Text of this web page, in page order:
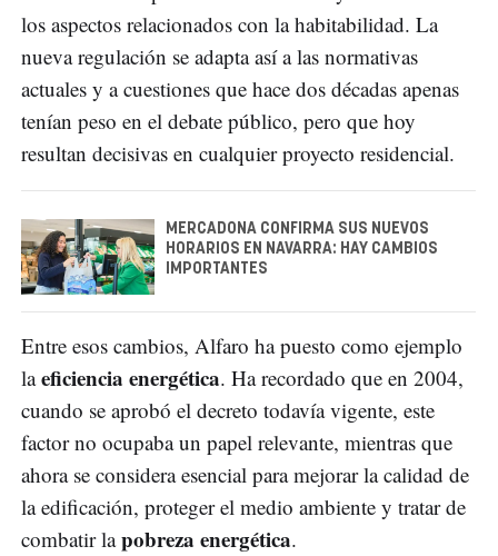
los aspectos relacionados con la habitabilidad. La
nueva regulación se adapta así a las normativas
actuales y a cuestiones que hace dos décadas apenas
tenían peso en el debate público, pero que hoy
resultan decisivas en cualquier proyecto residencial.
MERCADONA CONFIRMA SUS NUEVOS
HORARIOS EN NAVARRA: HAY CAMBIOS
IMPORTANTES
Entre esos cambios, Alfaro ha puesto como ejemplo
laeficiencia energética. Ha recordado que en 2004,
cuando se aprobó el decreto todavía vigente, este
factor no ocupaba un papel relevante, mientras que
ahora se considera esencial para mejorar la calidad de
la edificación, proteger el medio ambiente y tratar de
combatir lapobreza energética.